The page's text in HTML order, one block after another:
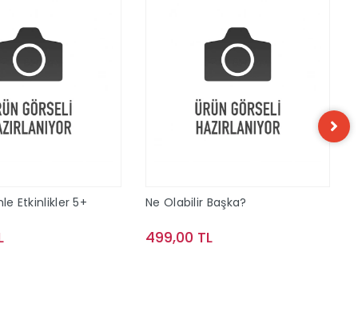
Etkinlikler 5+ Ne Olabilir Başka?
499,00 TL